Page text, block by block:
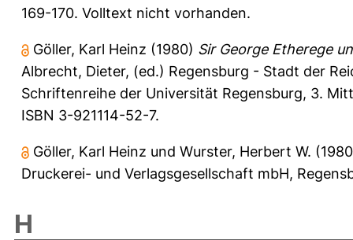
169-170. Volltext nicht vorhanden.
Göller, Karl Heinz (1980) Sir George Etherege
Albrecht, Dieter, (ed.) Regensburg - Stadt der
Schriftenreihe der Universität Regensburg, 3.
ISBN 3-921114-52-7.
Göller, Karl Heinz und Wurster, Herbert W.
Druckerei- und Verlagsgesellschaft mbH,
H